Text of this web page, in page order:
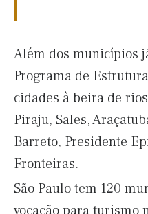
Além dos municípios
Programa de
cidades à beira de
Piraju, Sales,
Barreto, Presidente
Fronteiras.
São Paulo tem 120